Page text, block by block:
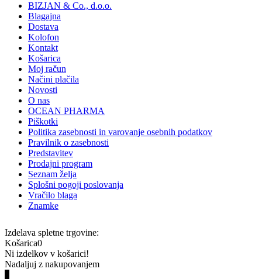
BIZJAN & Co., d.o.o.
Blagajna
Dostava
Kolofon
Kontakt
Košarica
Moj račun
Načini plačila
Novosti
O nas
OCEAN PHARMA
Piškotki
Politika zasebnosti in varovanje osebnih podatkov
Pravilnik o zasebnosti
Predstavitev
Prodajni program
Seznam želja
Splošni pogoji poslovanja
Vračilo blaga
Znamke
Izdelava spletne trgovine:
Košarica0
Ni izdelkov v košarici!
Nadaljuj z nakupovanjem